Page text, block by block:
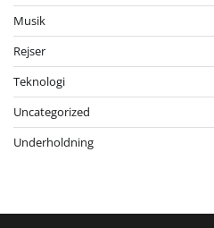
Musik
Rejser
Teknologi
Uncategorized
Underholdning